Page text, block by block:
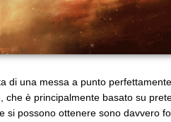
di una messa a punto
che è principalmente basato su
si possono ottenere sono davvero